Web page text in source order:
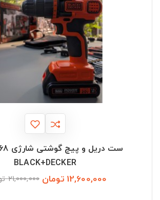
BLACK+DECKER
12,600,000 تومان 21,000,000 تومان